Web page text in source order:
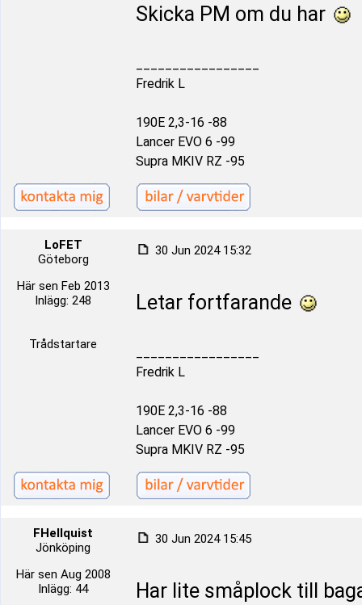
Skicka PM om du har
Fredrik L
190E 2,3-16 -88
Lancer EVO 6 -99
Supra MKIV RZ -95
LoFET
Göteborg
Här sen Feb 2013
Inlägg: 248
Trådstartare
30 Jun 2024 15:32
Letar fortfarande
Fredrik L
190E 2,3-16 -88
Lancer EVO 6 -99
Supra MKIV RZ -95
FHellquist
Jönköping
Här sen Aug 2008
Inlägg: 44
30 Jun 2024 15:45
Har lite småplock till